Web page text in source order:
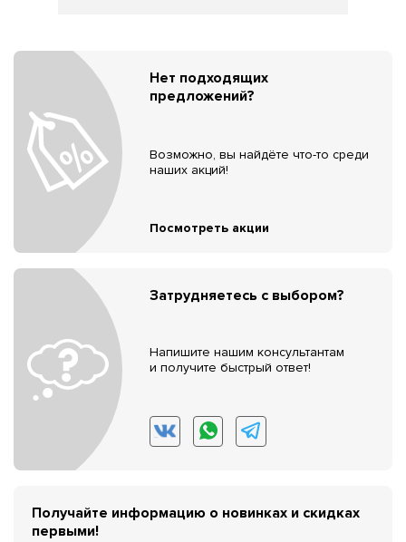
Нет подходящих
предложений?
Возможно, вы найдёте что-то среди
наших акций!
Посмотреть акции
Затрудняетесь с выбором?
Напишите нашим консультантам
и получите быстрый ответ!
Получайте информацию о новинках и скидках
первыми!